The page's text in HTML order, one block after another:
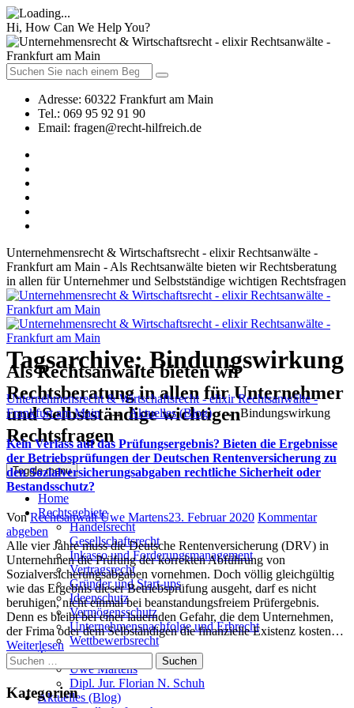
Hi, How Can We Help You?
Adresse: 60322 Frankfurt am Main
Tel.: 069 95 92 91 90
Email: fragen@recht-hilfreich.de
Unternehmensrecht & Wirtschaftsrecht - elixir Rechtsanwälte -
Frankfurt am Main - Als Rechtsanwälte bieten wir Rechtsberatung
in allen für Unternehmer und Selbstständige wichtigen Rechtsfragen
Als Rechtsanwälte bieten wir
Rechtsberatung in allen für Unternehmer
und Selbstständige wichtigen
Rechtsfragen
Toggle menu
Home
Rechtsgebiete
Handelsrecht
Gesellschaftsrecht
Inkasso und Forderungsmanagement
Vertragsrecht
Gründer und Start-ups
Ideenschutz
Vermögensschutz
Unternehmensnachfolge und Erbrecht
Wettbewerbsrecht
Team
Uwe Martens
Dipl. Jur. Florian N. Schuh
Aktuelles (Blog)
Tagsarchive:Bindungswirkung
Unternehmensrecht & Wirtschaftsrecht - elixir Rechtsanwälte -
Frankfurt am Main →Aktuelles (Blog)→Bindungswirkung
Kein Verlass auf das Prüfungsergebnis? Bieten die Ergebnisse
der Betriebsprüfungen der Deutschen Rentenversicherung zu
den Sozialversicherungsabgaben rechtliche Sicherheit oder
Bestandsschutz?
Author
VonRechtsanwalt Uwe MartensPosted
23. Februar 2020 Kommentar
abgeben
Alle vier Jahre muss die Deutsche Rentenversicherung (DRV) in
Unternehmen die Prüfung der korrekten Abführung von
Sozialversicherungsabgaben vornehmen. Doch völlig gleichgültig
wie das Ergebnis dieser Betriebsprüfung ausgeht, darf es nicht
beruhigen, nicht einmal bei beanstandungsfreiem Prüfergebnis.
Denn es bleibt bei einer lauernden Gefahr, die dem Unternehmen,
der Frima oder dem Selbständigen die finanzielle Existenz kosten…
Weiterlesen
Suchen
nach:
Kategorien